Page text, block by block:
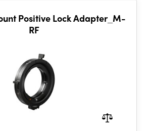
Positive Lock Adapter_M-
RF